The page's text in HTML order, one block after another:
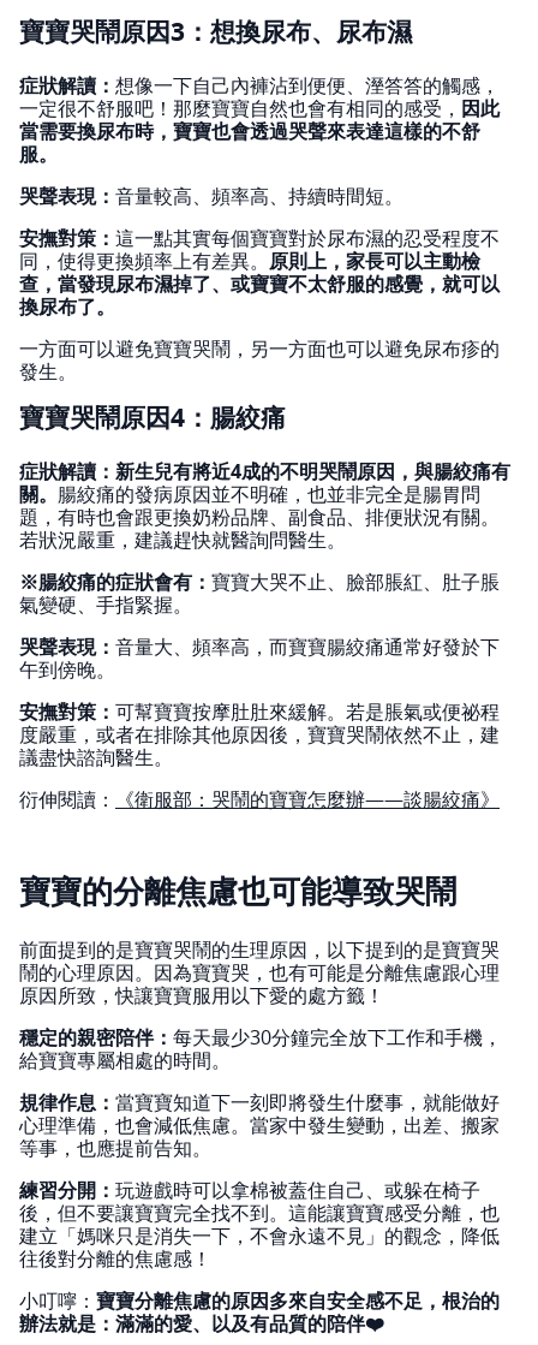
寶寶哭鬧原因3：想換尿布、尿布濕
症狀解讀： 想像一下自己內褲沾到便便、溼答答的觸感，
一定很不舒服吧！那麼寶寶自然也會有相同的感受， 因此
當需要換尿布時，寶寶也會透過哭聲來表達這樣的不舒
服。
哭聲表現： 音量較高、頻率高、持續時間短。
安撫對策： 這一點其實每個寶寶對於尿布濕的忍受程度不
同，使得更換頻率上有差異。 原則上，家長可以主動檢
查，當發現尿布濕掉了、或寶寶不太舒服的感覺，就可以
換尿布了。
一方面可以避免寶寶哭鬧，另一方面也可以避免尿布疹的
發生。
寶寶哭鬧原因4：腸絞痛
症狀解讀：新生兒有將近4成的不明哭鬧原因，與腸絞痛有
關。 腸絞痛的發病原因並不明確，也並非完全是腸胃問
題，有時也會跟更換奶粉品牌、副食品、排便狀況有關。
若狀況嚴重，建議趕快就醫詢問醫生。
※腸絞痛的症狀會有： 寶寶大哭不止、臉部脹紅、肚子脹
氣變硬、手指緊握。
哭聲表現： 音量大、頻率高，而寶寶腸絞痛通常好發於下
午到傍晚。
安撫對策： 可幫寶寶按摩肚肚來緩解。若是脹氣或便祕程
度嚴重，或者在排除其他原因後，寶寶哭鬧依然不止，建
議盡快諮詢醫生。
衍伸閱讀：
《衛服部：哭鬧的寶寶怎麼辦——談腸絞痛》
寶寶的分離焦慮也可能導致哭鬧
前面提到的是寶寶哭鬧的生理原因，以下提到的是寶寶哭
鬧的心理原因。因為寶寶哭，也有可能是分離焦慮跟心理
原因所致，快讓寶寶服用以下愛的處方籤！
穩定的親密陪伴： 每天最少30分鐘完全放下工作和手機，
給寶寶專屬相處的時間。
規律作息： 當寶寶知道下一刻即將發生什麼事，就能做好
心理準備，也會減低焦慮。當家中發生變動，出差、搬家
等事，也應提前告知。
練習分開： 玩遊戲時可以拿棉被蓋住自己、或躲在椅子
後，但不要讓寶寶完全找不到。這能讓寶寶感受分離，也
建立「媽咪只是消失一下，不會永遠不見」的觀念，降低
往後對分離的焦慮感！
小叮嚀： 寶寶分離焦慮的原因多來自安全感不足，根治的
辦法就是：滿滿的愛、以及有品質的陪伴❤️